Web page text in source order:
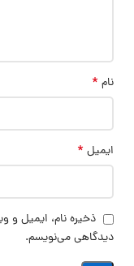
نام *
ایمیل *
ذخیره نام، ایمیل و
دیدگاهی می‌نویسم.